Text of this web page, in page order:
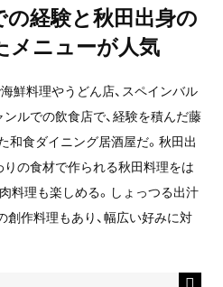
経験と秋田出身の
メニューが人気
海鮮料理やうどん店、スペインバル
ルでの飲食店で、経験を積んだ藤
食ダイニング居酒屋だ。 秋田出
の食材で作られる秋田料理をは
料理も楽しめる。しょっつる出汁
作料理もあり、幅広い好みに対